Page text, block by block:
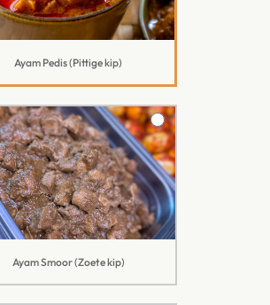
Ayam Pedis (Pittige kip)
Ayam Smoor (Zoete kip)